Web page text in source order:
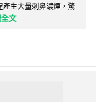
生大量刺鼻濃煙，驚
文